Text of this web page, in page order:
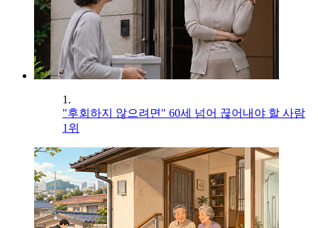
1.
"후회하지 않으려면" 60세 넘어 끊어내야 할 사람
1위